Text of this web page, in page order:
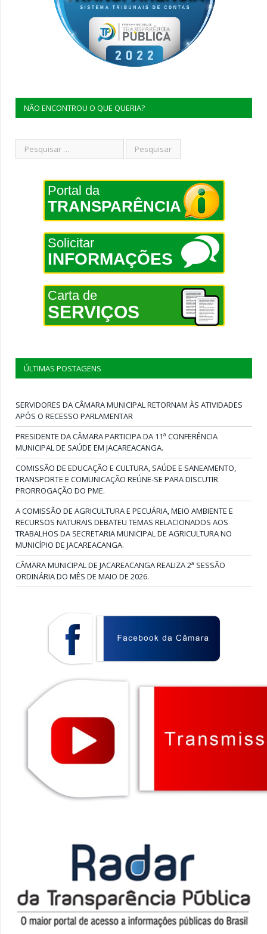
NÃO ENCONTROU O QUE QUERIA?
Portal da
TRANSPARÊNCIA
Solicitar
INFORMAÇÕES
Carta de
SERVIÇOS
ÚLTIMAS POSTAGENS
SERVIDORES DA CÂMARA MUNICIPAL RETORNAM ÀS ATIVIDADES
APÓS O RECESSO PARLAMENTAR
PRESIDENTE DA CÂMARA PARTICIPA DA 11ª CONFERÊNCIA
MUNICIPAL DE SAÚDE EM JACAREACANGA.
COMISSÃO DE EDUCAÇÃO E CULTURA, SAÚDE E SANEAMENTO,
TRANSPORTE E COMUNICAÇÃO REÚNE-SE PARA DISCUTIR
PRORROGAÇÃO DO PME.
A COMISSÃO DE AGRICULTURA E PECUÁRIA, MEIO AMBIENTE E
RECURSOS NATURAIS DEBATEU TEMAS RELACIONADOS AOS
TRABALHOS DA SECRETARIA MUNICIPAL DE AGRICULTURA NO
MUNICÍPIO DE JACAREACANGA.
CÂMARA MUNICIPAL DE JACAREACANGA REALIZA 2ª SESSÃO
ORDINÁRIA DO MÊS DE MAIO DE 2026.